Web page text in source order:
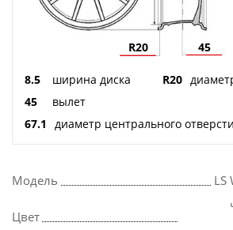
R20 45
8.5 ширина диска R20
45
вылет
67.1
диаметр центрального
Модель LS
Цвет